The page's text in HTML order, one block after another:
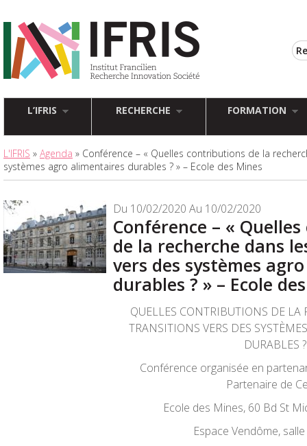
L’IFRIS RECHERCHE FORMATION
L'IFRIS » Agenda » Conférence – « Quelles contributions de la
systèmes agro alimentaires durables ? » – Ecole des Mines
Du 10/02/2020 Au 10/02/2020
Conférence – «
de la recherche dans
vers des systèmes
durables ? » – Ecole
QUELLES CONTRIBUTIONS DE LA
TRANSITIONS VERS DES
DURABLES ?
Conférence organisée en
Partenaire de
Ecole des Mines, 60 Bd St
Espace Vendôme,